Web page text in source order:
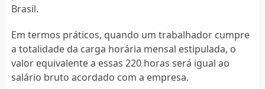
Brasil.
Em termos práticos, quando um trabalhador cumpre
a totalidade da carga horária mensal estipulada, o
valor equivalente a essas 220 horas será igual ao
salário bruto acordado com a empresa.